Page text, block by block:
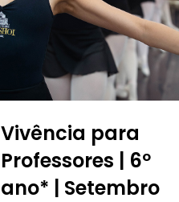
Vivência para
Professores | 6º
ano* | Setembro